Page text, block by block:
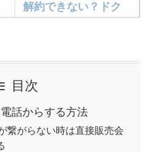
解約できない？ドク
解約方法まとめ！契
どうなる？
目次
話からする方法
繋がらない時は直接販売会